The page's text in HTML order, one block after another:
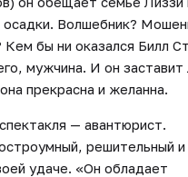
Волшебник?
бы ни оказался Билл
мужчина. И он заставит
прекрасна и желанна.
— авантюрист.
решительный и
удаче. «Он обладает